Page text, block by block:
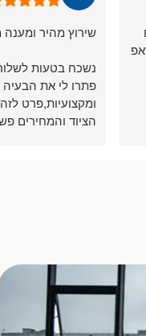
שירוץ מהיר ומענה
נשכח בטעות
פתרו לי את הבעיה
ומקצועיות,פרט
הציוד והמחירים